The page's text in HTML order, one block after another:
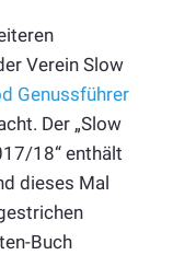
Verein Slow
Genussführer
Der „Slow
18“ enthält
dieses Mal
Buch